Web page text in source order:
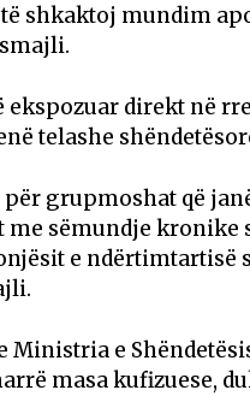
shkaktoj mundim
ekspozuar direkt në
telashe
për grupmoshat që
me sëmundje
e ndërtimtartisë
Ministria e
masa kufizuese,